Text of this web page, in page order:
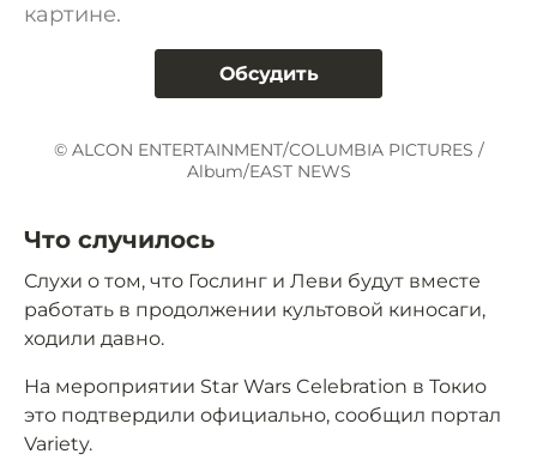
картине.
Обсудить
© ALCON ENTERTAINMENT/COLUMBIA PICTURES /
Album/EAST NEWS
Что случилось
Слухи о том, что Гослинг и Леви будут вместе
работать в продолжении культовой киносаги,
ходили давно.
На мероприятии Star Wars Celebration в Токио
это подтвердили официально, сообщил портал
Variety.